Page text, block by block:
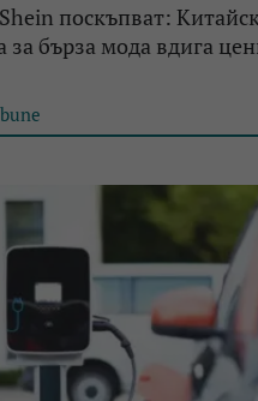
поскъпват:
за бърза мода вдига